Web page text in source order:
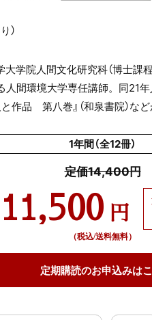
）
学院人間文化研究科（博士課
人間環境大学専任講師。同21
品 第八巻』（和泉書院）など
1年間（全12冊）
定価14,400円
11,500 円
（税込/送料無料）
定期購読のお申込みは